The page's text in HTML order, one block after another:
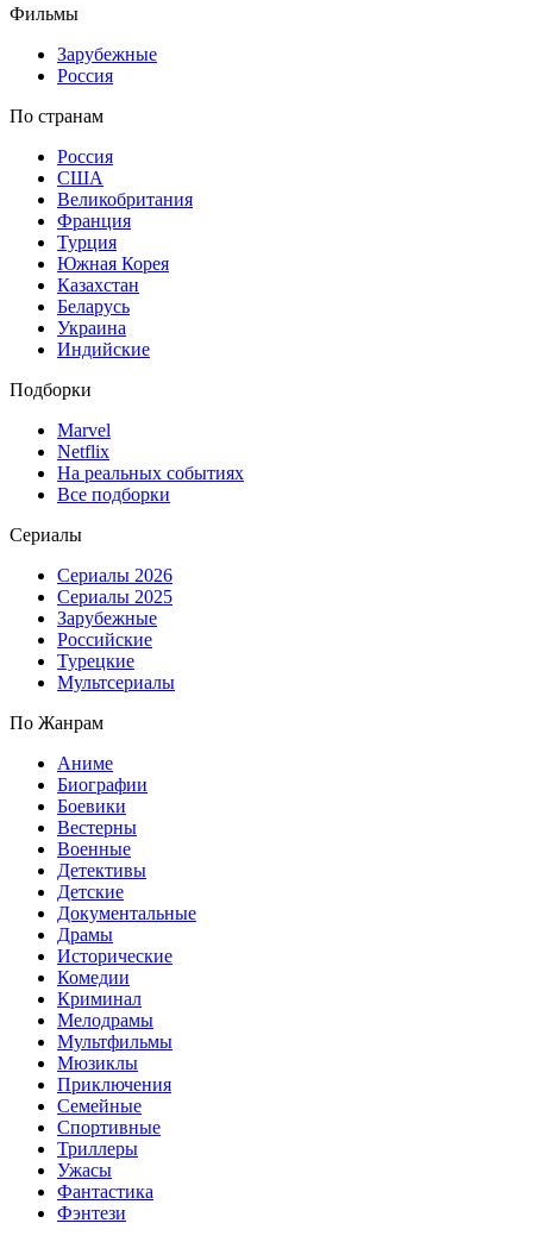
Фильмы
Зарубежные
Россия
По странам
Россия
США
Великобритания
Франция
Турция
Южная Корея
Казахстан
Беларусь
Украина
Индийские
Подборки
Marvel
Netflix
На реальных событиях
Все подборки
Сериалы
Сериалы 2026
Сериалы 2025
Зарубежные
Российские
Турецкие
Мультсериалы
По Жанрам
Аниме
Биографии
Боевики
Вестерны
Военные
Детективы
Детские
Документальные
Драмы
Исторические
Комедии
Криминал
Мелодрамы
Мультфильмы
Мюзиклы
Приключения
Семейные
Спортивные
Триллеры
Ужасы
Фантастика
Фэнтези